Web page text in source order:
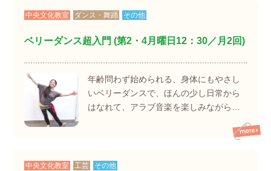
中央文化教室 ダンス・舞踊 その他
ベリーダンス超入門 (第2・4月曜日12：30／月2回)
年齢問わず始められる、身体にもやさし
いベリーダンスで、ほんの少し日常から
はなれて、アラブ音楽を楽しみながら…
中央文化教室 工芸 その他